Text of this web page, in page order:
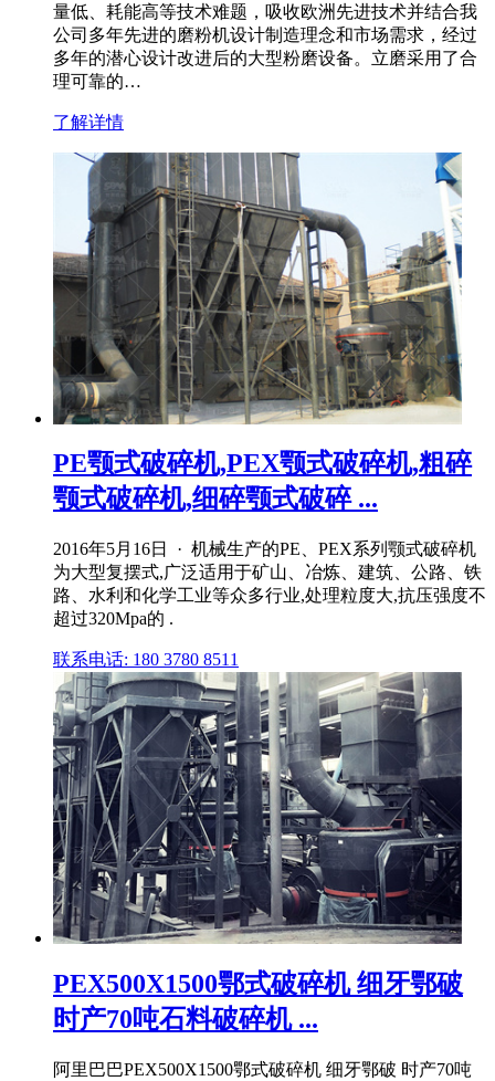
量低、耗能高等技术难题，吸收欧洲先进技术并结合我
公司多年先进的磨粉机设计制造理念和市场需求，经过
多年的潜心设计改进后的大型粉磨设备。立磨采用了合
理可靠的…
了解详情
PE颚式破碎机,PEX颚式破碎机,粗碎
颚式破碎机,细碎颚式破碎 ...
2016年5月16日 · 机械生产的PE、PEX系列颚式破碎机
为大型复摆式,广泛适用于矿山、冶炼、建筑、公路、铁
路、水利和化学工业等众多行业,处理粒度大,抗压强度不
超过320Mpa的 .
联系电话: 180 3780 8511
PEX500X1500鄂式破碎机 细牙鄂破
时产70吨石料破碎机 ...
阿里巴巴PEX500X1500鄂式破碎机 细牙鄂破 时产70吨